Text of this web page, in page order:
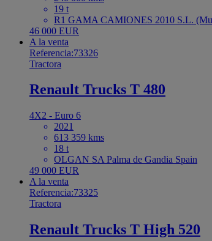
19 t
R1 GAMA CAMIONES 2010 S.L.
46 000 EUR
A la venta
Referencia:73326
Tractora
Renault Trucks T 480
4X2 - Euro 6
2021
613 359 kms
18 t
OLGAN SA Palma de Gandia Spain
49 000 EUR
A la venta
Referencia:73325
Tractora
Renault Trucks T High 520